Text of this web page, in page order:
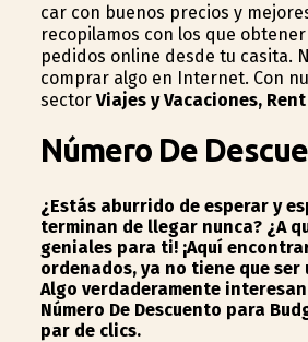
car con buenos precios y
recopilamos con los que
pedidos online desde tu casita.
comprar algo en Internet. Con
sector Viajes y Vacaciones,
Número De
¿Estás aburrido de esperar y
terminan de llegar nunca? ¿A
geniales para ti! ¡Aquí
ordenados, ya no tiene que
Algo verdaderamente
Número De Descuento para
par de clics.